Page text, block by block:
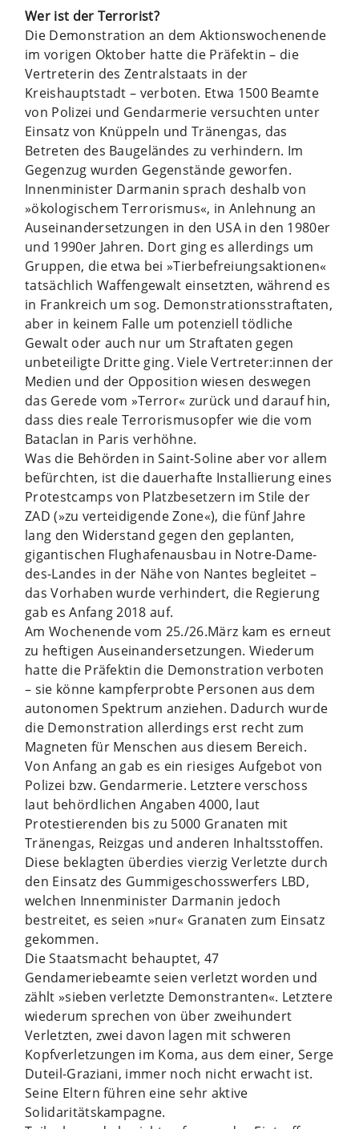
Wer ist der Terrorist?
Die Demonstration an dem Aktionswochenende
im vorigen Oktober hatte die Präfektin – die
Vertreterin des Zentralstaats in der
Kreishauptstadt – verboten. Etwa 1500 Beamte
von Polizei und Gendarmerie versuchten unter
Einsatz von Knüppeln und Tränengas, das
Betreten des Baugeländes zu verhindern. Im
Gegenzug wurden Gegenstände geworfen.
Innenminister Darmanin sprach deshalb von
»ökologischem Terrorismus«, in Anlehnung an
Auseinandersetzungen in den USA in den 1980er
und 1990er Jahren. Dort ging es allerdings um
Gruppen, die etwa bei »Tierbefreiungsaktionen«
tatsächlich Waffengewalt einsetzten, während es
in Frankreich um sog. Demonstrationsstraftaten,
aber in keinem Falle um potenziell tödliche
Gewalt oder auch nur um Straftaten gegen
unbeteiligte Dritte ging. Viele Vertreter:innen der
Medien und der Opposition wiesen deswegen
das Gerede vom »Terror« zurück und darauf hin,
dass dies reale Terrorismusopfer wie die vom
Bataclan in Paris verhöhne.
Was die Behörden in Saint-Soline aber vor allem
befürchten, ist die dauerhafte Installierung eines
Protestcamps von Platzbesetzern im Stile der
ZAD (»zu verteidigende Zone«), die fünf Jahre
lang den Widerstand gegen den geplanten,
gigantischen Flughafenausbau in Notre-Dame-
des-Landes in der Nähe von Nantes begleitet –
das Vorhaben wurde verhindert, die Regierung
gab es Anfang 2018 auf.
Am Wochenende vom 25./26.März kam es erneut
zu heftigen Auseinandersetzungen. Wiederum
hatte die Präfektin die Demonstration verboten
– sie könne kampferprobte Personen aus dem
autonomen Spektrum anziehen. Dadurch wurde
die Demonstration allerdings erst recht zum
Magneten für Menschen aus diesem Bereich.
Von Anfang an gab es ein riesiges Aufgebot von
Polizei bzw. Gendarmerie. Letztere verschoss
laut behördlichen Angaben 4000, laut
Protestierenden bis zu 5000 Granaten mit
Tränengas, Reizgas und anderen Inhaltsstoffen.
Diese beklagten überdies vierzig Verletzte durch
den Einsatz des Gummigeschosswerfers LBD,
welchen Innenminister Darmanin jedoch
bestreitet, es seien »nur« Granaten zum Einsatz
gekommen.
Die Staatsmacht behauptet, 47
Gendameriebeamte seien verletzt worden und
zählt »sieben verletzte Demonstranten«. Letztere
wiederum sprechen von über zweihundert
Verletzten, zwei davon lagen mit schweren
Kopfverletzungen im Koma, aus dem einer, Serge
Duteil-Graziani, immer noch nicht erwacht ist.
Seine Eltern führen eine sehr aktive
Solidaritätskampagne.